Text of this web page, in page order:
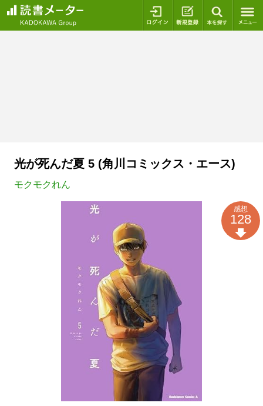
ログイン 新規登録
光が死んだ夏 5 (角川コミックス・エース)
モクモクれん
感想
128